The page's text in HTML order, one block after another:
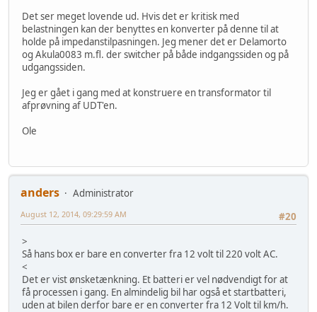
Det ser meget lovende ud. Hvis det er kritisk med
belastningen kan der benyttes en konverter på denne til at
holde på impedanstilpasningen. Jeg mener det er Delamorto
og Akula0083 m.fl. der switcher på både indgangssiden og på
udgangssiden.
Jeg er gået i gang med at konstruere en transformator til
afprøvning af UDT'en.
Ole
anders
Administrator
#20
August 12, 2014, 09:29:59 AM
>
Så hans box er bare en converter fra 12 volt til 220 volt AC.
<
Det er vist ønsketænkning. Et batteri er vel nødvendigt for at
få processen i gang. En almindelig bil har også et startbatteri,
uden at bilen derfor bare er en converter fra 12 Volt til km/h.